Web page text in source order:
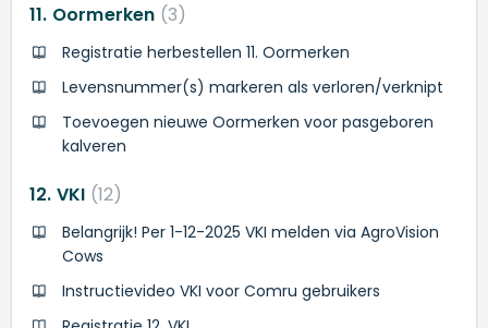
11. Oormerken 3
Registratie herbestellen 11. Oormerken
Levensnummer(s) markeren als verloren/verknipt
Toevoegen nieuwe Oormerken voor pasgeboren
kalveren
12. VKI 12
Belangrijk! Per 1-12-2025 VKI melden via AgroVision
Cows
Instructievideo VKI voor Comru gebruikers